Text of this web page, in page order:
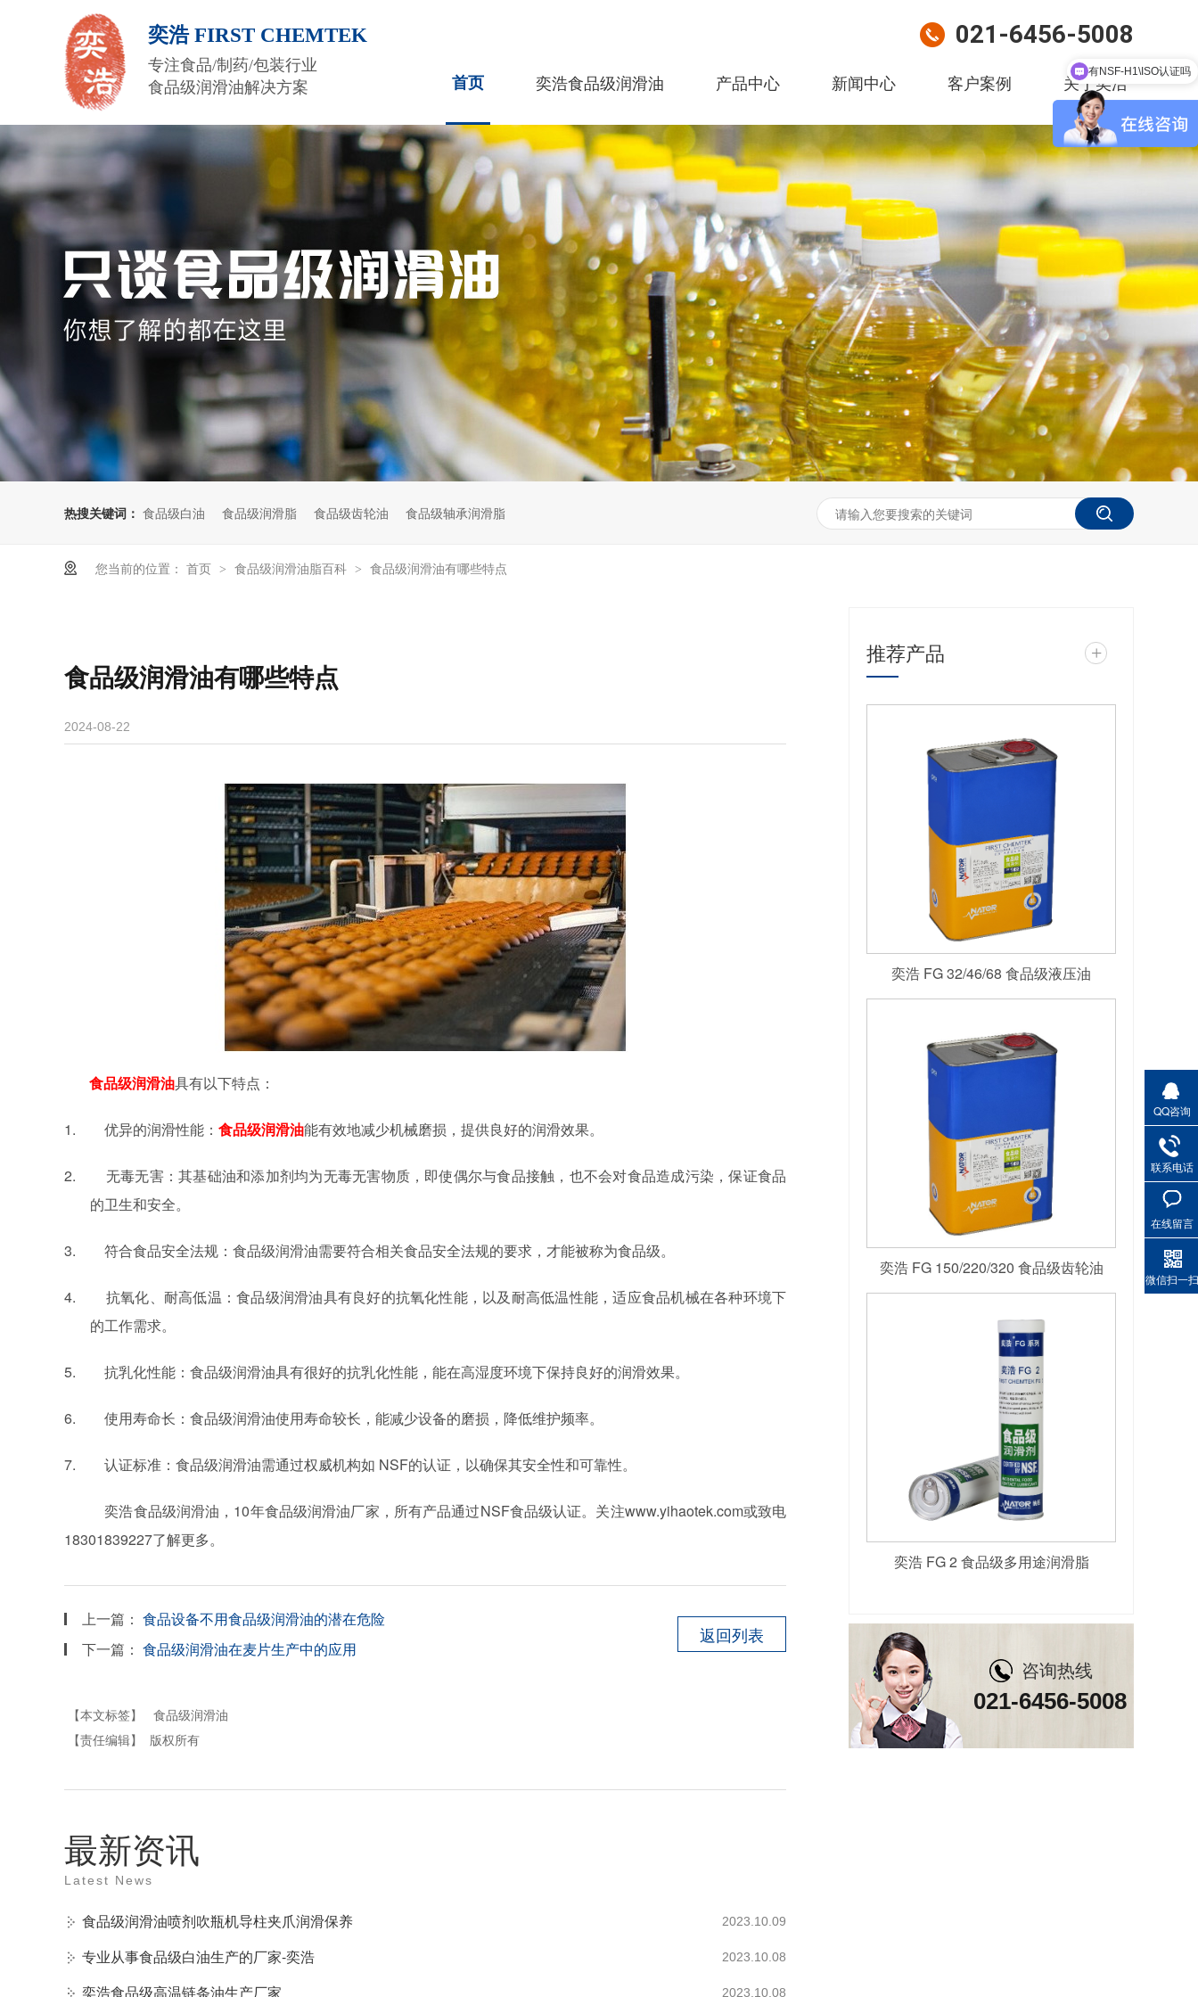
奕浩 FIRST CHEMTEK
专注食品/制药/包装行业
食品级润滑油解决方案
021-6456-5008
首页 奕浩食品级润滑油 产品中心 新闻中心 客户案例 关于奕浩
热搜关键词： 食品级白油 食品级润滑脂 食品级齿轮油 食品级轴承润滑脂
您当前的位置： 首页 > 食品级润滑油脂百科 > 食品级润滑油有哪些特点
食品级润滑油有哪些特点
2024-08-22
食品级润滑油具有以下特点：
1. 优异的润滑性能： 食品级润滑油能有效地减少机械磨损，提供良好的润滑效果。
2. 无毒无害：其基础油和添加剂均为无毒无害物质，即使偶尔与食品接触，也不会对食品造成污染，保证食品
的卫生和安全。
3. 符合食品安全法规：食品级润滑油需要符合相关食品安全法规的要求，才能被称为食品级。
4. 抗氧化、耐高低温：食品级润滑油具有良好的抗氧化性能，以及耐高低温性能，适应食品机械在各种环境下
的工作需求。
5. 抗乳化性能：食品级润滑油具有很好的抗乳化性能，能在高湿度环境下保持良好的润滑效果。
6. 使用寿命长：食品级润滑油使用寿命较长，能减少设备的磨损，降低维护频率。
7. 认证标准：食品级润滑油需通过权威机构如 NSF的认证，以确保其安全性和可靠性。
奕浩食品级润滑油， 10年食品级润滑油厂家，所有产品通过NSF食品级认证。关注www.yihaotek.com或致电
18301839227了解更多。
上一篇： 食品设备不用食品级润滑油的潜在危险
下一篇： 食品级润滑油在麦片生产中的应用
返回列表
【本文标签】
食品级润滑油
【责任编辑】
版权所有
最新资讯
Latest News
食品级润滑油喷剂吹瓶机导柱夹爪润滑保养 2023.10.09
专业从事食品级白油生产的厂家-奕浩 2023.10.08
奕浩食品级高温链条油生产厂家 2023.10.08
推荐产品 +
奕浩 FG 32/46/68 食品级液压油
奕浩 FG 150/220/320 食品级齿轮油
奕浩 FG 2 食品级多用途润滑脂
咨询热线
021-6456-5008
QQ咨询
联系电话
在线留言
微信扫一扫
有NSF-H1\ISO认证吗